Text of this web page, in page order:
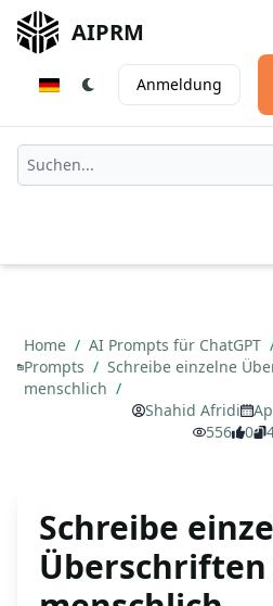
AIPRM
Anmeldung
Home / AI Prompts für ChatGPT
Prompts / Schreibe einzelne
menschlich /
Shahid Afridi
556
0
Schreibe
Überschriften